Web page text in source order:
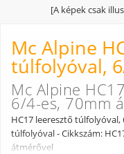
[A képek csak
Mc Alpine
túlfolyóval,
Mc Alpine
6/4-es, 70mm
HC17 leeresztő
túlfolyóval - Cikkszám:
átmérővel